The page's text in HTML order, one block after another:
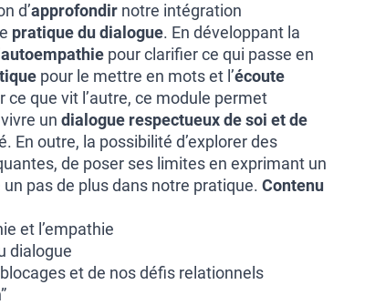
d’approfondir notre intégration
pratique du dialogue. En développant la
autoempathie pour clarifier ce qui passe en
pour le mettre en mots et l’écoute
ce que vit l’autre, ce module permet
un dialogue respectueux de soi et de
En outre, la possibilité d’explorer des
de poser ses limites en exprimant un
pas de plus dans notre pratique. Contenu
et l’empathie
dialogue
et de nos défis relationnels